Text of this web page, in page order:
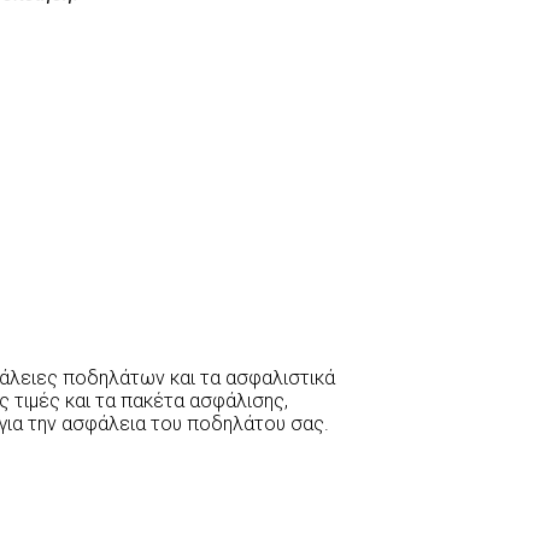
ποδηλάτων και τα ασφαλιστικά
τιμές και τα πακέτα ασφάλισης,
την ασφάλεια του ποδηλάτου σας.